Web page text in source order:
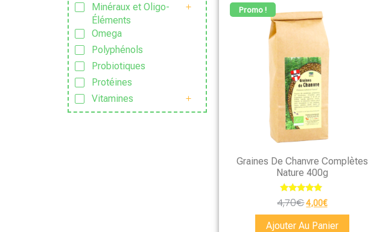
Minéraux et Oligo-
Éléments
Omega
Polyphénols
Probiotiques
Protéines
Vitamines
Promo !
Graines De Chanvre Complètes
Nature 400g
Note
4.67
sur 5
4,70€4,00€
Ajouter Au Panier